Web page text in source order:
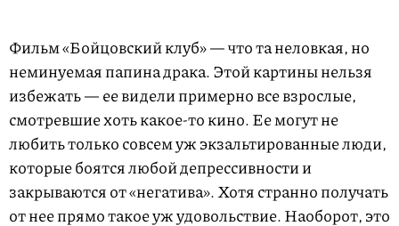
Фильм «Бойцовский клуб» — что та неловкая, но
неминуемая папина драка. Этой картины нельзя
избежать — ее видели примерно все взрослые,
смотревшие хоть какое-то кино. Ее могут не
любить только совсем уж экзальтированные люди,
которые боятся любой депрессивности и
закрываются от «негатива». Хотя странно получать
от нее прямо такое уж удовольствие. Наоборот, это